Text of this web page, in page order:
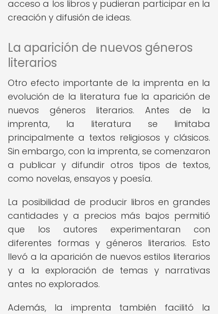
acceso a los libros y pudieran participar en la
creación y difusión de ideas.
La aparición de nuevos géneros
literarios
Otro efecto importante de la imprenta en la
evolución de la literatura fue la aparición de
nuevos géneros literarios. Antes de la
imprenta, la literatura se limitaba
principalmente a textos religiosos y clásicos.
Sin embargo, con la imprenta, se comenzaron
a publicar y difundir otros tipos de textos,
como novelas, ensayos y poesía.
La posibilidad de producir libros en grandes
cantidades y a precios más bajos permitió
que los autores experimentaran con
diferentes formas y géneros literarios. Esto
llevó a la aparición de nuevos estilos literarios
y a la exploración de temas y narrativas
antes no explorados.
Además, la imprenta también facilitó la